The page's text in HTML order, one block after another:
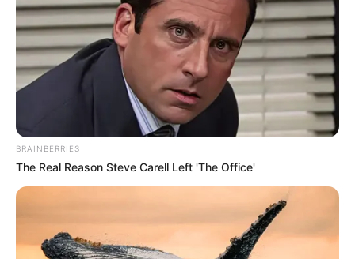
BRAINBERRIES
The Real Reason Steve Carell Left 'The Office'